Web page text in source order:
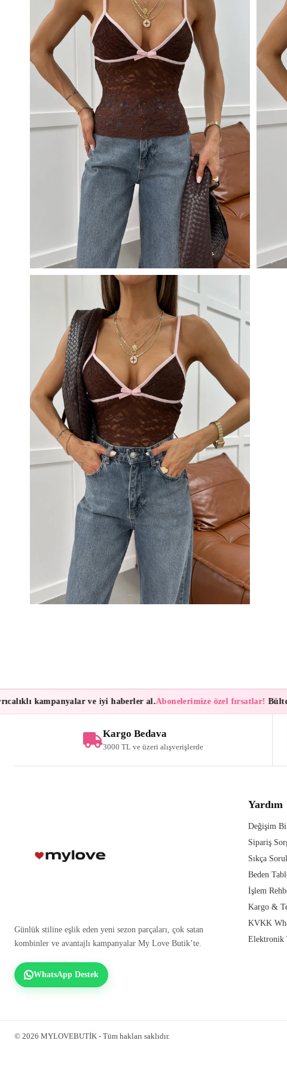
kampanyalar ve iyi haberler al.Abonelerimize özel fırsatlar!
Kargo Bedava
3000 TL ve üzeri alışverişlerde
Günlük stiline eşlik eden yeni sezon parçaları, çok satan
kombinler ve avantajlı kampanyalar My Love Butik’te.
WhatsApp Destek
Yardım
Değişim
Sipariş
Sıkça
Beden
İşlem
Kargo &
KVKK
Elektronik
© 2026 MYLOVEBUTİK - Tüm hakları saklıdır.